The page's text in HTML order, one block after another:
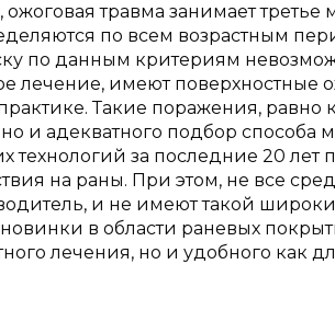
травма занимает третье
по всем возрастным
по данным критериям
лечение, имеют поверхностные
Такие поражения, равно
и адекватного подбор способа
за последние 20 лет
на раны. При этом, не все
и не имеют такой
в области раневых
лечения, но и удобного как